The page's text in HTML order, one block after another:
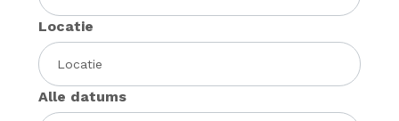
Locatie
Alle datums